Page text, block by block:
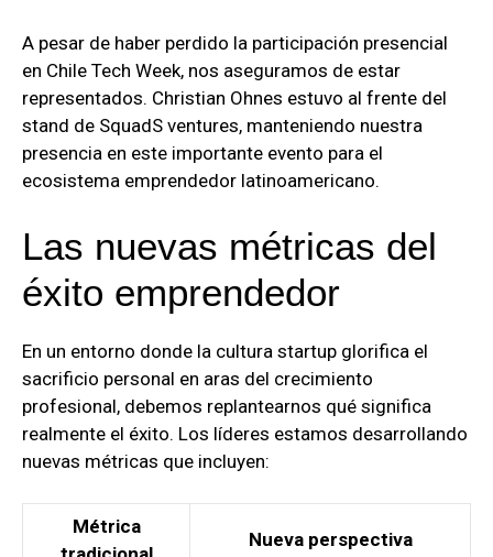
A pesar de haber perdido la participación presencial
en Chile Tech Week, nos aseguramos de estar
representados. Christian Ohnes estuvo al frente del
stand de SquadS ventures, manteniendo nuestra
presencia en este importante evento para el
ecosistema emprendedor latinoamericano.
Las nuevas métricas del
éxito emprendedor
En un entorno donde la cultura startup glorifica el
sacrificio personal en aras del crecimiento
profesional, debemos replantearnos qué significa
realmente el éxito. Los líderes estamos desarrollando
nuevas métricas que incluyen:
Métrica
Nueva perspectiva